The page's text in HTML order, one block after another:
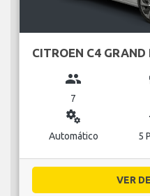
CITROEN C4 GRAND
group
7
miscellaneous_services
Automático 5
VER